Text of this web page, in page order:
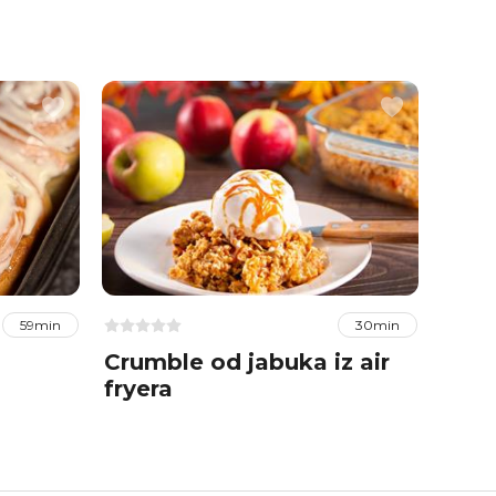
59min 30min
Crumble od jabuka iz air
fryera